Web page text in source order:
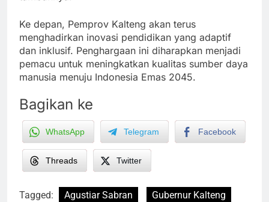
Ke depan, Pemprov Kalteng akan terus
menghadirkan inovasi pendidikan yang adaptif
dan inklusif. Penghargaan ini diharapkan menjadi
pemacu untuk meningkatkan kualitas sumber daya
manusia menuju Indonesia Emas 2045.
Bagikan ke
WhatsApp Telegram Facebook
Threads Twitter
Tagged: Agustiar Sabran
Gubernur Kalteng